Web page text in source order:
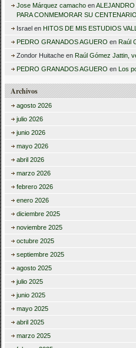
Jose Márquez camacho en
PARA CONMEMORAR SU CENTENARIO
Israel en HITOS DE MIS ESTUDIOS
PEDRO GRANADOS AGUERO en Raúl
Zondor Huitache en Raúl Gómez Jattin,
PEDRO GRANADOS AGUERO en Los
Archivos
agosto 2026
julio 2026
junio 2026
mayo 2026
abril 2026
marzo 2026
febrero 2026
enero 2026
diciembre 2025
noviembre 2025
octubre 2025
septiembre 2025
agosto 2025
julio 2025
junio 2025
mayo 2025
abril 2025
marzo 2025